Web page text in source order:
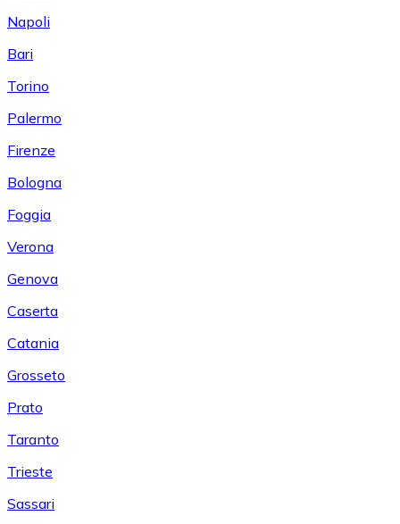
Napoli
Bari
Torino
Palermo
Firenze
Bologna
Foggia
Verona
Genova
Caserta
Catania
Grosseto
Prato
Taranto
Trieste
Sassari